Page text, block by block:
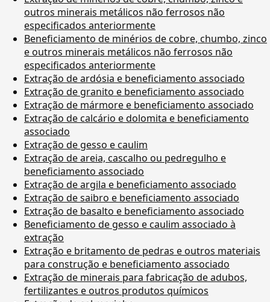
outros minerais metálicos não ferrosos não
especificados anteriormente
Beneficiamento de minérios de cobre, chumbo, zinco
e outros minerais metálicos não ferrosos não
especificados anteriormente
Extração de ardósia e beneficiamento associado
Extração de granito e beneficiamento associado
Extração de mármore e beneficiamento associado
Extração de calcário e dolomita e beneficiamento
associado
Extração de gesso e caulim
Extração de areia, cascalho ou pedregulho e
beneficiamento associado
Extração de argila e beneficiamento associado
Extração de saibro e beneficiamento associado
Extração de basalto e beneficiamento associado
Beneficiamento de gesso e caulim associado à
extração
Extração e britamento de pedras e outros materiais
para construção e beneficiamento associado
Extração de minerais para fabricação de adubos,
fertilizantes e outros produtos químicos